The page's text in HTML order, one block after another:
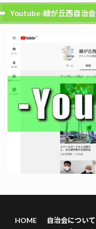
Youtube-緑が丘西自治
HOME 自治会について